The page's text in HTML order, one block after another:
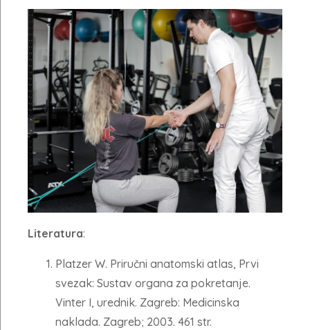
Literatura:
Platzer W. Priručni anatomski atlas, Prvi
svezak: Sustav organa za pokretanje.
Vinter I, urednik. Zagreb: Medicinska
naklada. Zagreb; 2003. 461 str.